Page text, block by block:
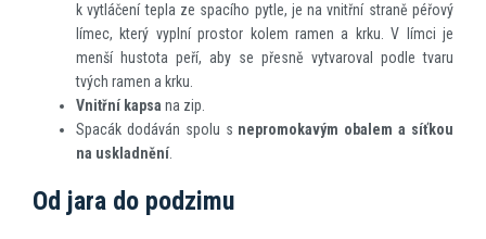
k vytláčení tepla ze spacího pytle, je na vnitřní straně péřový
límec, který vyplní prostor kolem ramen a krku. V límci je
menší hustota peří, aby se přesně vytvaroval podle tvaru
tvých ramen a krku.
Vnitřní kapsa na zip.
Spacák dodáván spolu s nepromokavým obalem a síťkou
na uskladnění.
Od jara do podzimu